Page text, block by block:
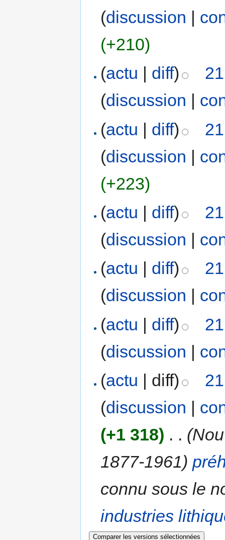
(discussion |
(+210)
(actu | diff)
(discussion |
(actu | diff)
(discussion |
(+223)
(actu | diff)
(discussion |
(actu diff)
(discussion
(actu | diff)
(discussion |
(actu | diff)
(discussion |
(+1 318) . .
1877-1961)
connu sous le
industries